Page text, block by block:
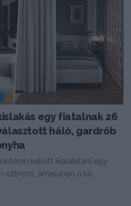
egy fiatalnak 26
háló, gardrób
kellett kialakítani egy
otthont, amelyben a kis